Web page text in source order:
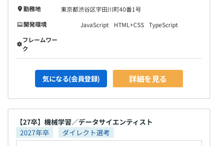
勤務地
東京都渋谷区宇田川町40番1号
開発環境
JavaScript HTML+CSS TypeScript
フレームワー
ク
気になる(会員登録) 詳細を見る
【27卒】機械学習／データサイエンティスト
2027年卒
ダイレクト選考